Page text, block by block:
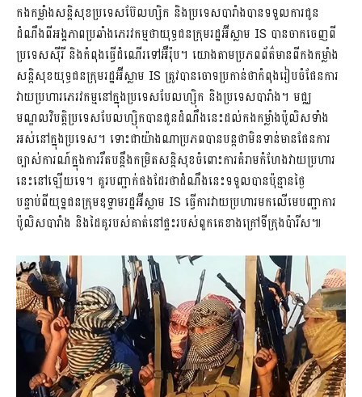
កងកម្លាំងសន្តិសុខប្រទេសប៊ែលហ្សិក និងប្រទេសបារាំងបានទទួលការជូន
ដំណឹងពីអង្គភាពប្រឆាំងភេរវកម្មថាយុទ្ធជនក្រុមរដ្ឋអ៊ីស្លាម IS បានចាកចេញពី
ប្រទេសស៊ីរី និងកំពុងធ្វើដំណើរទៅអ៊ឺរ៉ុប។ យោងតាមប្រភពព័ត៌មានពីកងកម្លាំង
សន្តិសុខយុទ្ធជនក្រុមរដ្ឋអ៊ីស្លាម IS ត្រូវបានចោទប្រកាន់ថាកំពុងរៀបចំផែនការ
វាយប្រហារភេរវកម្មនៅក្នុងប្រទេសបែលហ្ស៊ិក និងប្រទេសបារាំង។ មជ្ឈ
មណ្ឌលវិបត្តិប្រទេសបែលហ្ស៊ិកបានជូនដំណឹងនេះដល់កងកម្លាំងប៉ូលិសទាំង
អស់នៅក្នុងប្រទេស។ ទោះជាយ៉ាងណាប្រភពបានបន្តថាមិនទាន់មានផែនការ
ច្បាស់ការណ៍ក្នុងការរឹតបន្តឹងកម្រិតសន្តិសុខចំពោះការគំរាមកំហែងវាយប្រហារ
នេះនៅឡើយទេ។ គួរបញ្ជាក់ផងដែរថាដំណឹងនេះទទួលបានប៉ុន្មានថ្ងៃ
បន្ទាប់ពីយុទ្ឋជនក្រុមឧទ្ទាមរដ្ឋអ៊ីស្លាម IS ធ្វើការវាយប្រហារមកលើមេបញ្ជាការ
ប៉ូលិសបារាំង និងដៃគូរបស់គាត់នៅផ្ទះរបស់ពួកគេខាងក្រៅទីក្រុងប៉ារីស៕